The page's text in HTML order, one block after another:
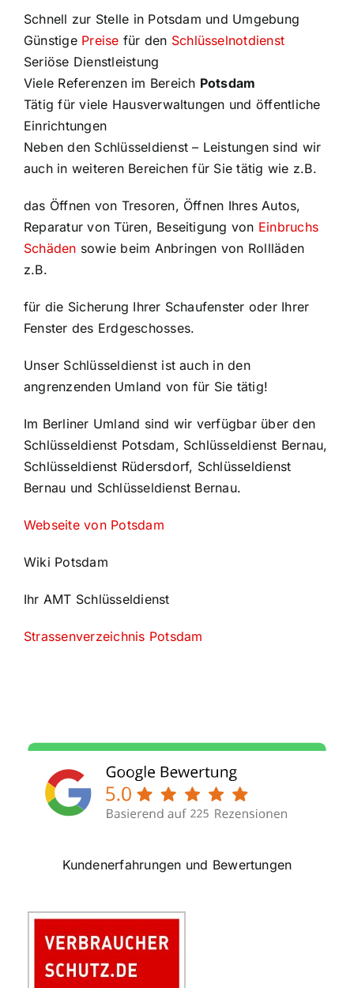
Schnell zur Stelle in Potsdam und Umgebung
Günstige Preise für den Schlüsselnotdienst
Seriöse Dienstleistung
Viele Referenzen im Bereich Potsdam
Tätig für viele Hausverwaltungen und öffentliche
Einrichtungen
Neben den Schlüsseldienst – Leistungen sind wir
auch in weiteren Bereichen für Sie tätig wie z.B.
das Öffnen von Tresoren, Öffnen Ihres Autos,
Reparatur von Türen, Beseitigung von Einbruchs
Schäden sowie beim Anbringen von Rollläden
z.B.
für die Sicherung Ihrer Schaufenster oder Ihrer
Fenster des Erdgeschosses.
Unser Schlüsseldienst ist auch in den
angrenzenden Umland von für Sie tätig!
Im Berliner Umland sind wir verfügbar über den
Schlüsseldienst Potsdam, Schlüsseldienst Bernau,
Schlüsseldienst Rüdersdorf, Schlüsseldienst
Bernau und Schlüsseldienst Bernau.
Webseite von Potsdam
Wiki Potsdam
Ihr AMT Schlüsseldienst
Strassenverzeichnis Potsdam
Kundenerfahrungen und Bewertungen